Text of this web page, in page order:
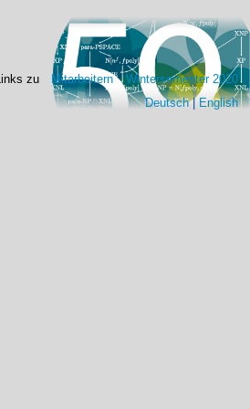
Links zu Mitarbeitern Wintersemester 2020
Deutsch| English